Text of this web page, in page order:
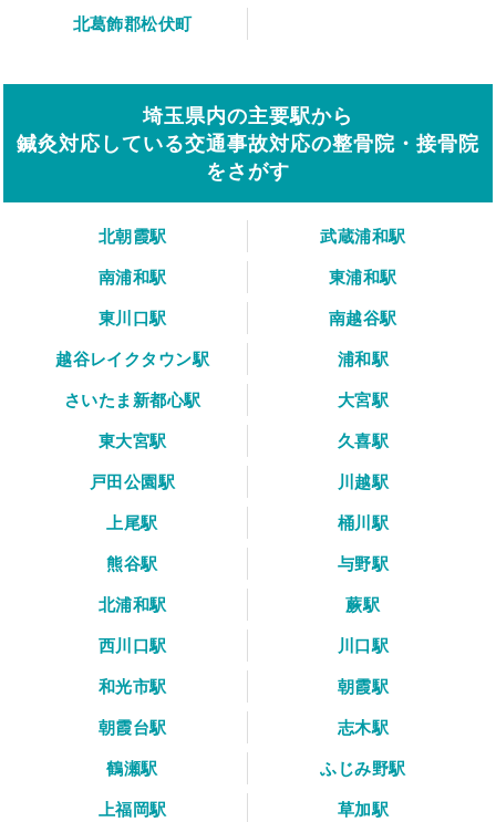
北葛飾郡松伏町
埼玉県内の主要駅から
鍼灸対応している交通事故対応の整骨院・接骨院
をさがす
北朝霞駅
武蔵浦和駅
南浦和駅
東浦和駅
東川口駅
南越谷駅
越谷レイクタウン駅
浦和駅
さいたま新都心駅
大宮駅
東大宮駅
久喜駅
戸田公園駅
川越駅
上尾駅
桶川駅
熊谷駅
与野駅
北浦和駅
蕨駅
西川口駅
川口駅
和光市駅
朝霞駅
朝霞台駅
志木駅
鶴瀬駅
ふじみ野駅
上福岡駅
草加駅